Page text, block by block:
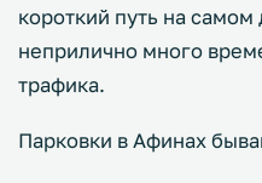
короткий путь на
неприлично много
трафика.
Парковки в Афинах